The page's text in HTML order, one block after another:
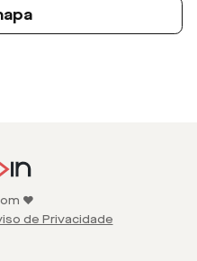
❤️
de Privacidade